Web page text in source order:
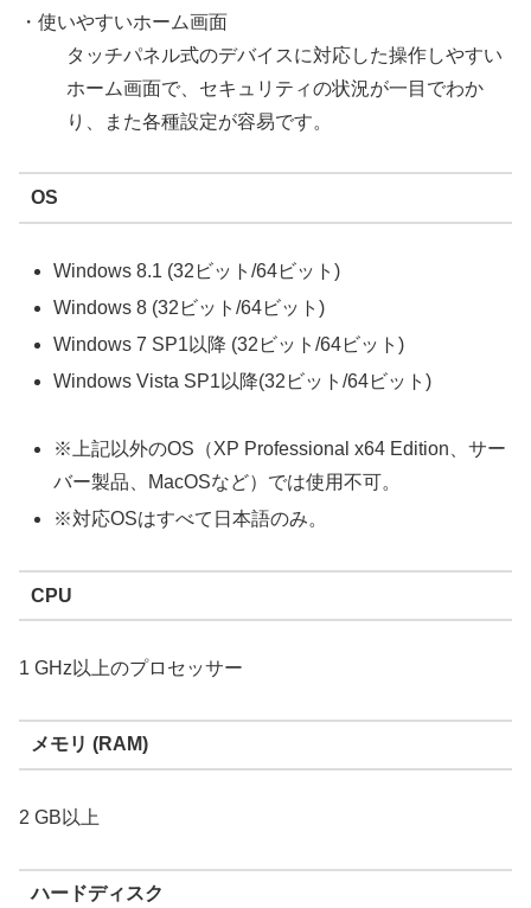
・使いやすいホーム画面
タッチパネル式のデバイスに対応した操作しやすい
ホーム画面で、セキュリティの状況が一目でわか
り、また各種設定が容易です。
OS
Windows 8.1 (32ビット/64ビット)
Windows 8 (32ビット/64ビット)
Windows 7 SP1以降 (32ビット/64ビット)
Windows Vista SP1以降(32ビット/64ビット)
※上記以外のOS（XP Professional x64 Edition、サー
バー製品、MacOSなど）では使用不可。
※対応OSはすべて日本語のみ。
CPU
1 GHz以上のプロセッサー
メモリ (RAM)
2 GB以上
ハードディスク